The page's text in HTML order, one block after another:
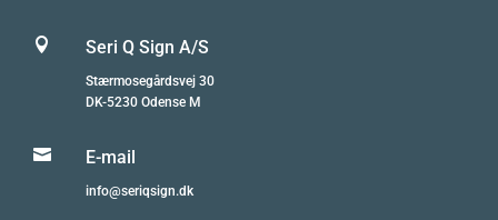
 Seri Q Sign A/S
Stærmosegårdsvej 30
DK-5230 Odense M
 E-mail
info@seriqsign.dk